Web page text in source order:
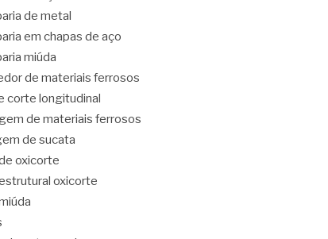
de metal
em chapas de aço
miúda
de materiais ferrosos
corte longitudinal
de materiais ferrosos
de sucata
oxicorte
oxicorte